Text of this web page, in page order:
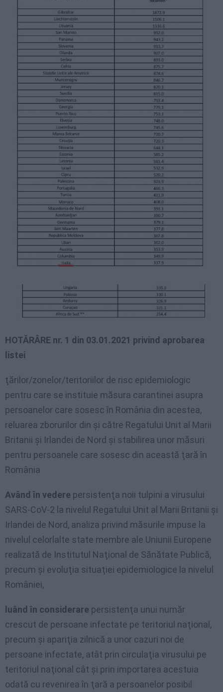
HOTĂRÂRE nr. 1 din 03.01.2021 privind aprobarea
listei
ţărilor/zonelor/teritoriilor de risc epidemiologic
pentru care se instituie măsura carantinei asupra
persoanelor care sosesc în România din acestea,
reluarea zborurilor din şi către Regatului Unit al Marii
Britanii şi Irlandei de Nord şi stabilirea unor măsuri
pentru persoanele care sosesc din această ţară în
România
Având în vedere persistenţa noii tulpini a virusului
SARS-CoV-2 la nivelul Regatului Unit al Marii Britanii şi
Irlandei de Nord, analiza privind măsurile impuse la
nivelul celorlalte state membre ale Uniunii Europene
realizată de Institutul Naţional de Sănătate Publică,
precum şi evoluţia situaţiei epidemiologice la nivelul
României,
luând în considerare persistenţa unui număr
crescut de persoane infectate pe teritoriul naţional,
precum şi apariţia zilnică a unor cazuri noi de
persoane infectate, atât prin circulaţia virusului pe
teritoriul naţional cât şi prin importarea acestuia
odată cu revenirea în ţară a persoanelor posibil